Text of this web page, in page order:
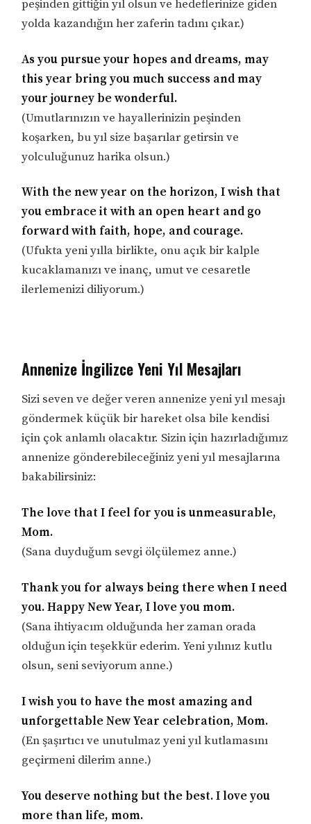
peşinden gittiğin yıl olsun ve hedeflerinize giden
yolda kazandığın her zaferin tadını çıkar.)
As you pursue your hopes and dreams, may
this year bring you much success and may
your journey be wonderful.
(Umutlarınızın ve hayallerinizin peşinden
koşarken, bu yıl size başarılar getirsin ve
yolculuğunuz harika olsun.)
With the new year on the horizon, I wish that
you embrace it with an open heart and go
forward with faith, hope, and courage.
(Ufukta yeni yılla birlikte, onu açık bir kalple
kucaklamanızı ve inanç, umut ve cesaretle
ilerlemenizi diliyorum.)
Annenize İngilizce Yeni Yıl Mesajları
Sizi seven ve değer veren annenize yeni yıl mesajı
göndermek küçük bir hareket olsa bile kendisi
için çok anlamlı olacaktır. Sizin için hazırladığımız
annenize gönderebileceğiniz yeni yıl mesajlarına
bakabilirsiniz:
The love that I feel for you is unmeasurable,
Mom.
(Sana duyduğum sevgi ölçülemez anne.)
Thank you for always being there when I need
you. Happy New Year, I love you mom.
(Sana ihtiyacım olduğunda her zaman orada
olduğun için teşekkür ederim. Yeni yılınız kutlu
olsun, seni seviyorum anne.)
I wish you to have the most amazing and
unforgettable New Year celebration, Mom.
(En şaşırtıcı ve unutulmaz yeni yıl kutlamasını
geçirmeni dilerim anne.)
You deserve nothing but the best. I love you
more than life, mom.